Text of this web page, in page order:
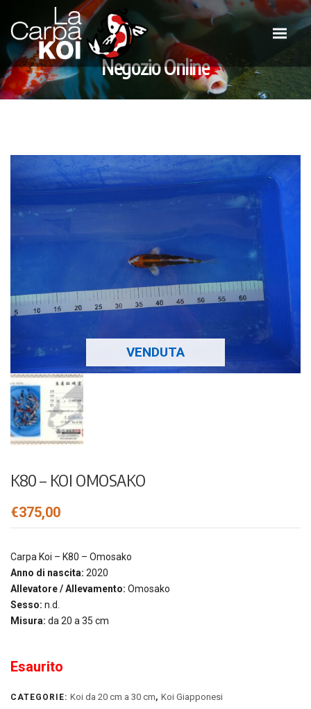
Negozio Online
VENDUTA
K80 – KOI OMOSAKO
€375,00
Carpa Koi – K80 – Omosako
Anno di nascita: 2020
Allevatore / Allevamento: Omosako
Sesso: n.d.
Misura: da 20 a 35 cm
Esaurito
CATEGORIE: Koi da 20 cm a 30 cm, Koi Giapponesi